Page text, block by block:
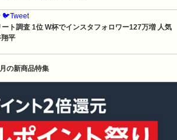
🐦Tweet
ト調査 1位 W杯でインスタフォロワー127万増 人気
平
の新商品特集